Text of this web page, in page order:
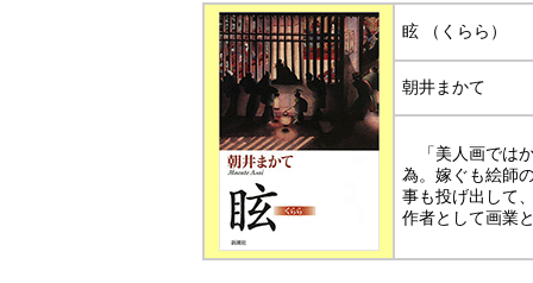
眩 （くらら）
朝井まかて
「美人画では
為。嫁ぐも絵師
事も投げ出して
作者として画業